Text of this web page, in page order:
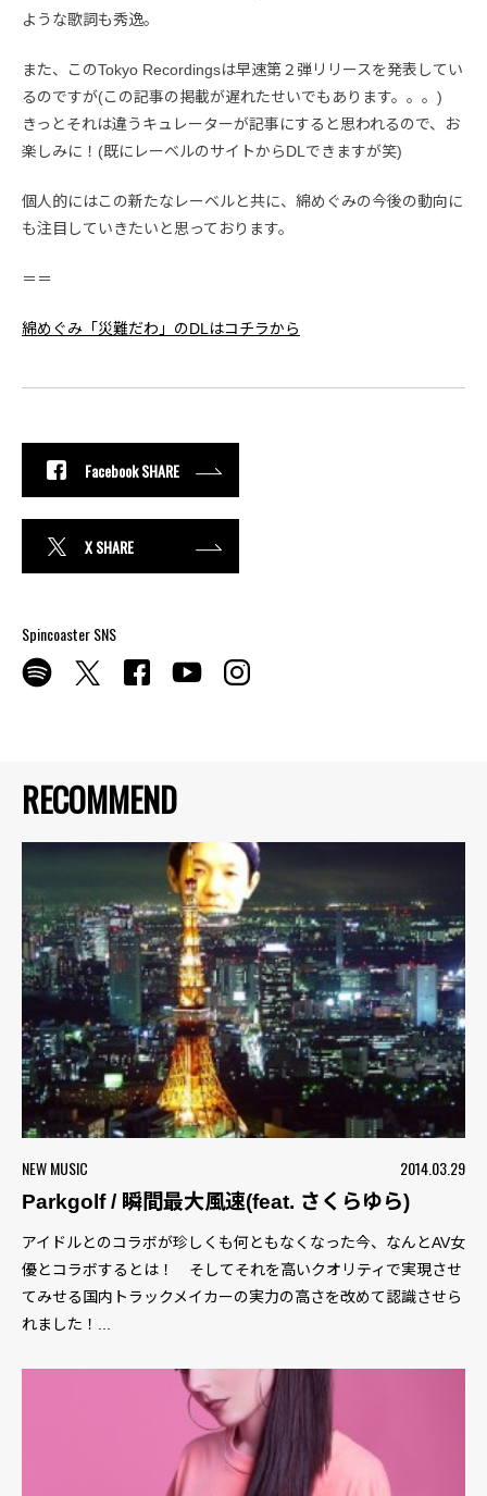
RECOMMEND
NEW MUSIC
2014.03.29
Parkgolf / 瞬間最大風速(feat. さくらゆら)
アイドルとのコラボが珍しくも何ともなくなった今、なんとAV女
優とコラボするとは！ そしてそれを高いクオリティで実現させ
てみせる国内トラックメイカーの実力の高さを改めて認識させら
れました！...
ような歌詞も秀逸。
また、このTokyo Recordingsは早速第２弾リリースを発表してい
るのですが(この記事の掲載が遅れたせいでもあります。。。)
きっとそれは違うキュレーターが記事にすると思われるので、お
楽しみに！(既にレーベルのサイトからDLできますが笑)
個人的にはこの新たなレーベルと共に、綿めぐみの今後の動向に
も注目していきたいと思っております。
＝＝
綿めぐみ「災難だわ」のDLはコチラから
Facebook SHARE
X SHARE
Spincoaster SNS